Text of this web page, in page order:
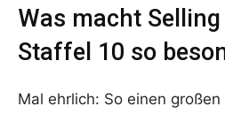
Was macht
Staffel 10 so
Mal ehrlich: So einen